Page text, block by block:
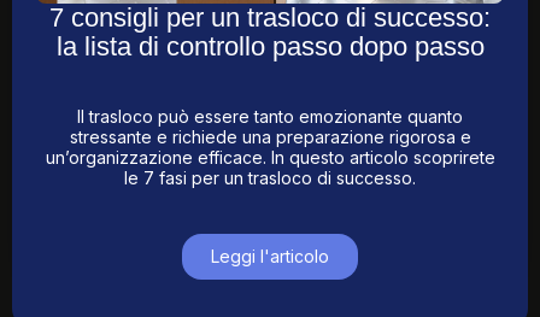
7 consigli per un trasloco di successo:
la lista di controllo passo dopo passo
Il trasloco può essere tanto emozionante quanto
stressante e richiede una preparazione rigorosa e
un’organizzazione efficace. In questo articolo scoprirete
le 7 fasi per un trasloco di successo.
Leggi l'articolo